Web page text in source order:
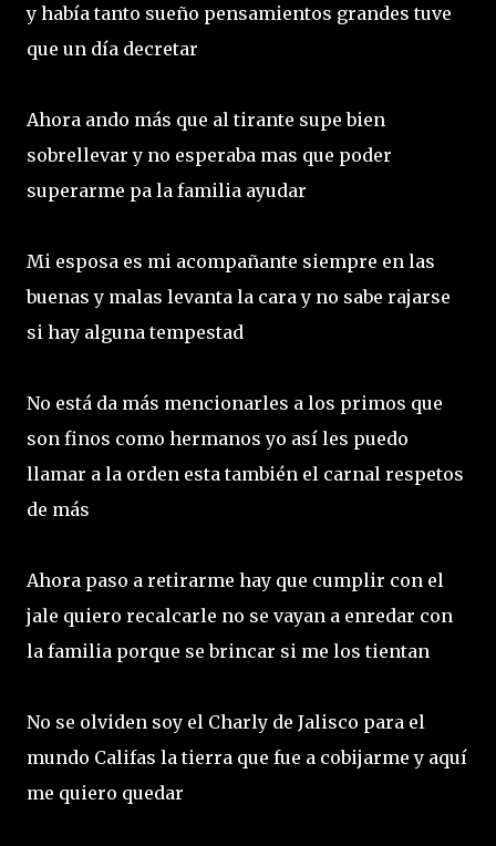
y había tanto sueño pensamientos grandes tuve
que un día decretar
Ahora ando más que al tirante supe bien
sobrellevar y no esperaba mas que poder
superarme pa la familia ayudar
Mi esposa es mi acompañante siempre en las
buenas y malas levanta la cara y no sabe rajarse
si hay alguna tempestad
No está da más mencionarles a los primos que
son finos como hermanos yo así les puedo
llamar a la orden esta también el carnal respetos
de más
Ahora paso a retirarme hay que cumplir con el
jale quiero recalcarle no se vayan a enredar con
la familia porque se brincar si me los tientan
No se olviden soy el Charly de Jalisco para el
mundo Califas la tierra que fue a cobijarme y aquí
me quiero quedar